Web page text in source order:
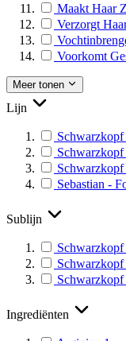
Maakt Haar
Verzorgt
Voorkomt
Meer tonen
Lijn
Schwarzkopf
Sebastian -
Sublijn
Ingrediënten